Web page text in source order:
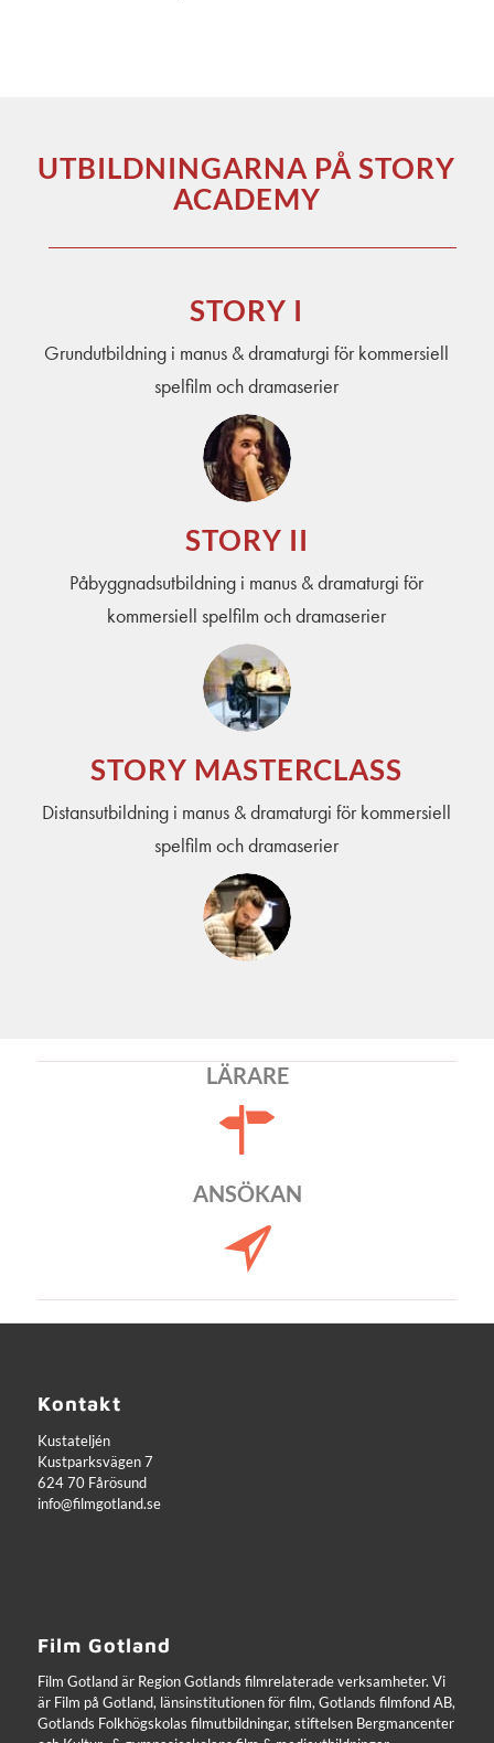
UTBILDNINGARNA PÅ STORY
ACADEMY
STORY I
Grundutbildning i manus & dramaturgi för kommersiell
spelfilm och dramaserier
STORY II
Påbyggnadsutbildning i manus & dramaturgi för
kommersiell spelfilm och dramaserier
STORY MASTERCLASS
Distansutbildning i manus & dramaturgi för kommersiell
spelfilm och dramaserier
LÄRARE
ANSÖKAN
Kontakt
Kustateljén
Kustparksvägen 7
624 70 Fårösund
info@filmgotland.se
Film Gotland
Film Gotland är Region Gotlands filmrelaterade verksamheter. Vi
är Film på Gotland, länsinstitutionen för film, Gotlands filmfond AB,
Gotlands Folkhögskolas filmutbildningar, stiftelsen Bergmancenter